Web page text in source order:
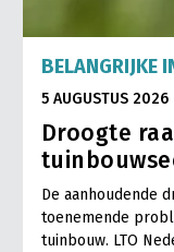
BELANGRIJKE
5 AUGUSTUS 2026
Droogte
De aanhoudende
toenemende
tuinbouw. LTO